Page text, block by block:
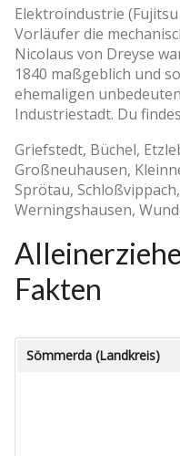
Elektroindustrie
Vorläufer die
Nicolaus von Dreyse
1840 maßgeblich und
ehemaligen
Industriestadt. Du
Griefstedt, Büchel,
Großneuhausen,
Sprötau,
Werningshausen,
Fakten
Sömmerda (Landkreis)